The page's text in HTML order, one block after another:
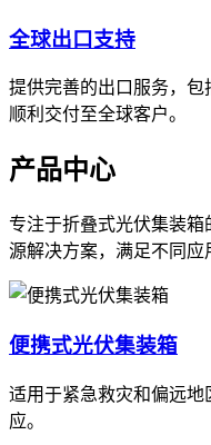
全球出口支持
提供完善的出口服务，
顺利交付至全球客户。
产品中心
专注于折叠式光伏集装
源解决方案，满足不同应
便携式光伏集装箱
适用于紧急救灾和偏远
应。